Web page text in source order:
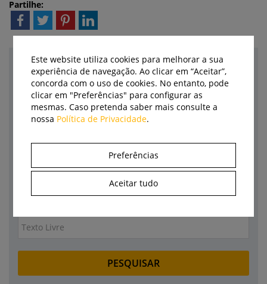
Partilhe:
Pesquisa
Categoria
Empresa
Este website utiliza cookies para melhorar a sua
experiência de navegação. Ao clicar em “Aceitar”,
concorda com o uso de cookies. No entanto, pode
clicar em "Preferências" para configurar as
mesmas. Caso pretenda saber mais consulte a
nossa Política de Privacidade.
Preferências
Aceitar tudo